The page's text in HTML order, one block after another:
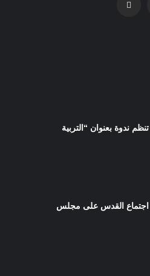
ندوة بعنوان “التربية
اجتماع القدس على مجلس